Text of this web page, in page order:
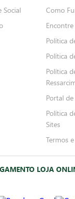
Social
Como
Política
Política
Política
Portal
Política
Sites
Termos
LOJA